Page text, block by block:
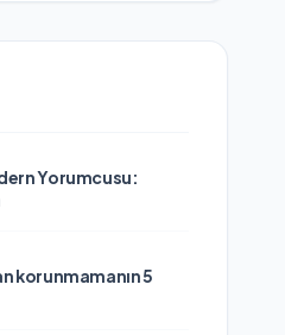
Yorumcusu:
korunmamanın 5